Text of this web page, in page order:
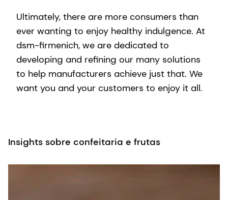
Ultimately, there are more consumers than
ever wanting to enjoy healthy indulgence. At
dsm-firmenich, we are dedicated to
developing and refining our many solutions
to help manufacturers achieve just that. We
want you and your customers to enjoy it all.
Insights sobre confeitaria e frutas